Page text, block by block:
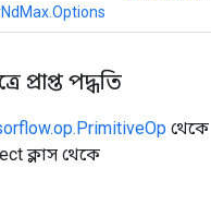
প্রাপ্ত পদ্ধতি
থেকে
ক্লাস থেকে